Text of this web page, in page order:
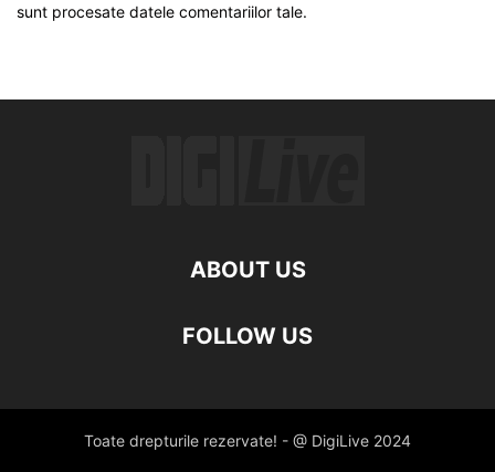
sunt procesate datele comentariilor tale.
ABOUT US
FOLLOW US
Toate drepturile rezervate! - @ DigiLive 2024